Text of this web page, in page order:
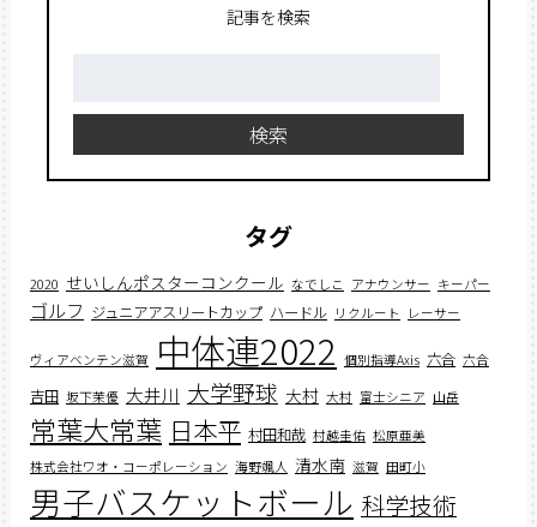
記事を検索
検索
タグ
2020 せいしんポスターコンクール なでしこ アナウンサー キーパー
ゴルフ ジュニアアスリートカップ ハードル リクルート レーサー
ヴィアベンテン滋賀 中体連2022 個別指導Axis 六合 六合
吉田 坂下茉優 大井川 大学野球 大村 大村 富士シニア 山岳
常葉大常葉 日本平 村田和哉 村越圭佑 松原亜美
株式会社ワオ・コーポレーション 海野颯人 清水南 滋賀 田町小
男子バスケットボール 科学技術